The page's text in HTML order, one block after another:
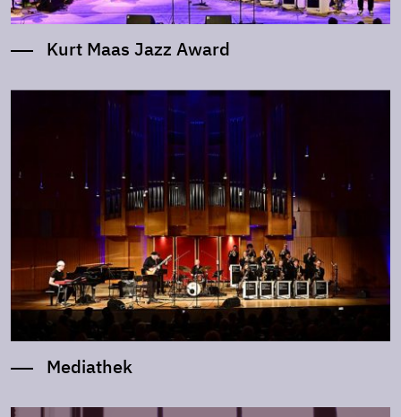
Kurt Maas Jazz Award
Mediathek